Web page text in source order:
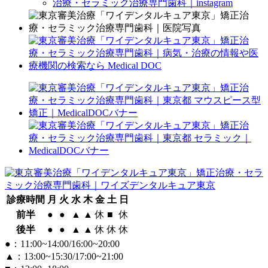
診療時間 月 火 水 木 金 土 日
前半
● ● ▲ ▲ 休 ■
休
後半
● ● ▲ ▲ 休 休 休
●：11:00~14:00/16:00~20:00
▲：13:00~15:30/17:00~21:00